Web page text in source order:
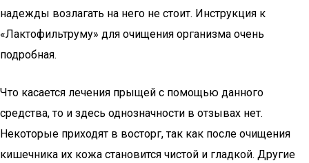
надежды возлагать на него не стоит. Инструкция к
«Лактофильтруму» для очищения организма очень
подробная.
Что касается лечения прыщей с помощью данного
средства, то и здесь однозначности в отзывах нет.
Некоторые приходят в восторг, так как после очищения
кишечника их кожа становится чистой и гладкой. Другие